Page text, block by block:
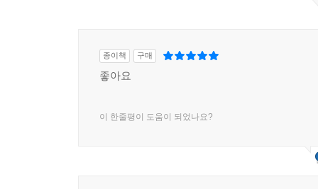
종이책 구매
좋아요
이 한줄평이 도움이 되었나요?